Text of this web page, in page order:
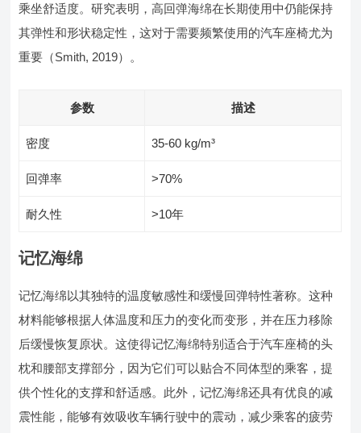
乘坐舒适度。研究表明，高回弹海绵在长期使用中仍能保持
其弹性和形状稳定性，这对于需要频繁使用的汽车座椅尤为
重要（Smith, 2019）。
参数 描述
密度 35-60 kg/m³
回弹率 >70%
耐久性 >10年
记忆海绵
记忆海绵以其独特的温度敏感性和缓慢回弹特性著称。这种
材料能够根据人体温度和压力的变化而变形，并在压力移除
后缓慢恢复原状。这使得记忆海绵特别适合于汽车座椅的头
枕和腰部支撑部分，因为它们可以贴合不同体型的乘客，提
供个性化的支撑和舒适感。此外，记忆海绵还具有优良的减
震性能，能够有效吸收车辆行驶中的震动，减少乘客的疲劳